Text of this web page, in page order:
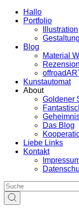
Hallo
Portfolio
Illustration
Gestaltung
Blog
Material
Kunstautomat
About
Goldener
Das Blog
Liebe Links
Kontakt